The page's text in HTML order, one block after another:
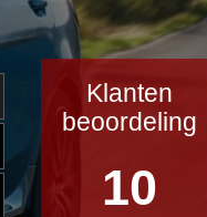
Klanten
beoordeling
10